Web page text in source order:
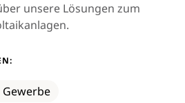
unsere Lösungen zum
Gewerbe